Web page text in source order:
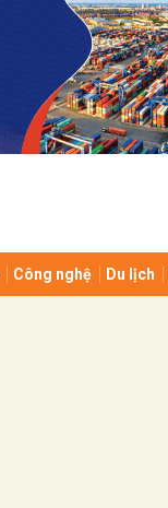
Công nghệ Du lịch